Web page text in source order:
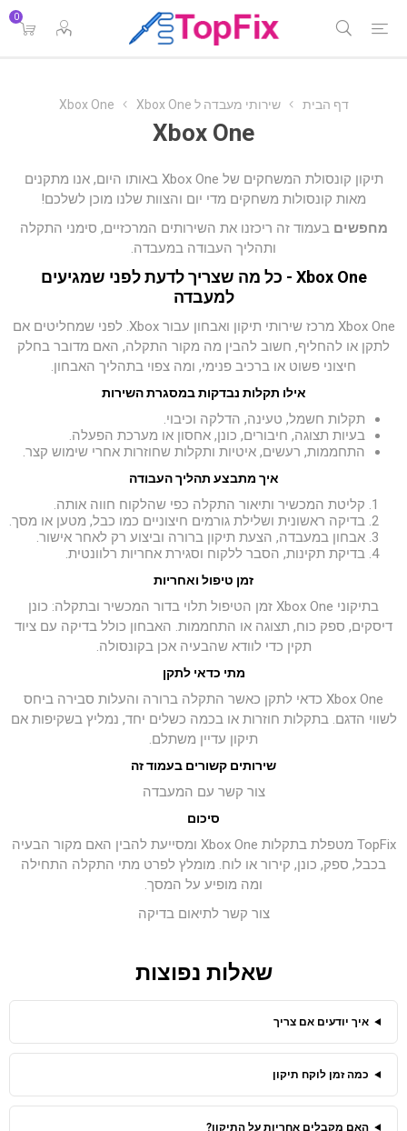
0
דף הבית שירותי מעבדה ל Xbox One Xbox One
Xbox One
תיקון קונסולת המשחקים של Xbox One באותו היום, אנו מתקנים
מאות קונסולות משחקים מדי יום והצוות שלנו מוכן לשלכם!
מחפשיםבעמוד זה ריכזנו את השירותים המרכזיים, סימני התקלה
ותהליך העבודה במעבדה.
Xbox One - כל מה שצריך לדעת לפני שמגיעים
למעבדה
Xbox One מרכז שירותי תיקון ואבחון עבור Xbox. לפני שמחליטים אם
לתקן או להחליף, חשוב להבין מה מקור התקלה, האם מדובר בחלק
חיצוני פשוט או ברכיב פנימי, ומה צפוי בתהליך האבחון.
אילו תקלות נבדקות במסגרת השירות
תקלות חשמל, טעינה, הדלקה וכיבוי.
בעיות תצוגה, חיבורים, כונן, אחסון או מערכת הפעלה.
התחממות, רעשים, איטיות ותקלות שחוזרות אחרי שימוש קצר.
איך מתבצע תהליך העבודה
קליטת המכשיר ותיאור התקלה כפי שהלקוח חווה אותה.
בדיקה ראשונית ושלילת גורמים חיצוניים כמו כבל, מטען או מסך.
אבחון במעבדה, הצעת תיקון ברורה וביצוע רק לאחר אישור.
בדיקת תקינות, הסבר ללקוח וסגירת אחריות רלוונטית.
זמן טיפול ואחריות
בתיקוני Xbox One זמן הטיפול תלוי בדור המכשיר ובתקלה: כונן
דיסקים, ספק כוח, תצוגה או התחממות. האבחון כולל בדיקה עם ציוד
תקין כדי לוודא שהבעיה אכן בקונסולה.
מתי כדאי לתקן
Xbox One כדאי לתקן כאשר התקלה ברורה והעלות סבירה ביחס
לשווי הדגם. בתקלות חוזרות או בכמה כשלים יחד, נמליץ בשקיפות אם
תיקון עדיין משתלם.
שירותים קשורים בעמוד זה
צור קשר עם המעבדה
סיכום
TopFix מטפלת בתקלות Xbox One ומסייעת להבין האם מקור הבעיה
בכבל, ספק, כונן, קירור או לוח. מומלץ לפרט מתי התקלה התחילה
ומה מופיע על המסך.
צור קשר לתיאום בדיקה
שאלות נפוצות
איך יודעים אם צריך
כמה זמן לוקח תיקון
האם מקבלים אחריות על התיקון?